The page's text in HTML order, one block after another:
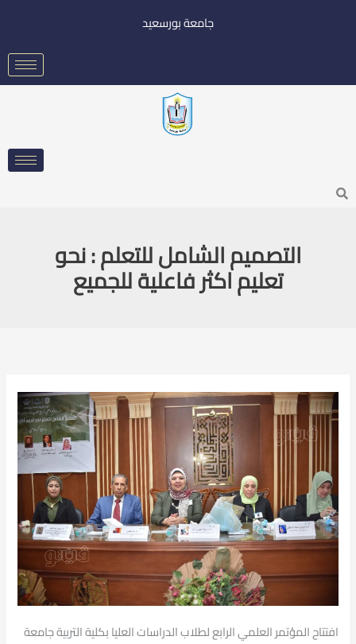
جامعة بورسعيد
Search
التصميم الشامل للتعلم : نحو
تعليم اكثر فاعلية للجميع
افتتاح المؤتمر العلمي الرابع لطلاب الدراسات العليا بكلية التربية جامعة